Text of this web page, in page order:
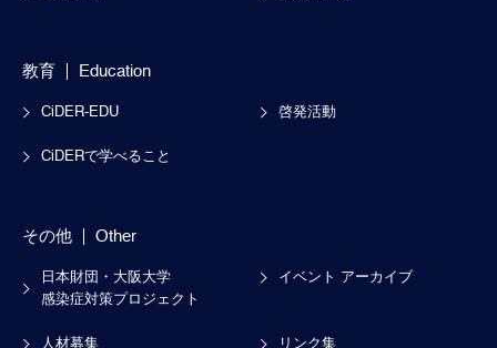
教育 Education
CiDER-EDU 啓発活動
CiDERで学べること
その他 Other
日本財団・大阪大学
感染症対策プロジェクト
イベント アーカイブ
人材募集 リンク集